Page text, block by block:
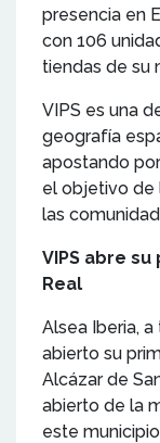
presencia en
con 106
tiendas de su
VIPS es una
geografía
apostando
el objetivo de
las
VIPS abre
Real
Alsea Iberia,
abierto su
Alcázar de
abierto de la
este